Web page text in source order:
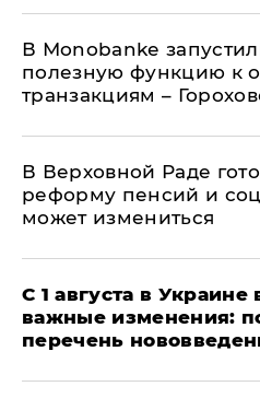
В Мonobankе
полезную функцию к
транзакциям –
В Верховной Раде
реформу пенсий и
может измениться
С 1 августа в Украине
важные изменения:
перечень